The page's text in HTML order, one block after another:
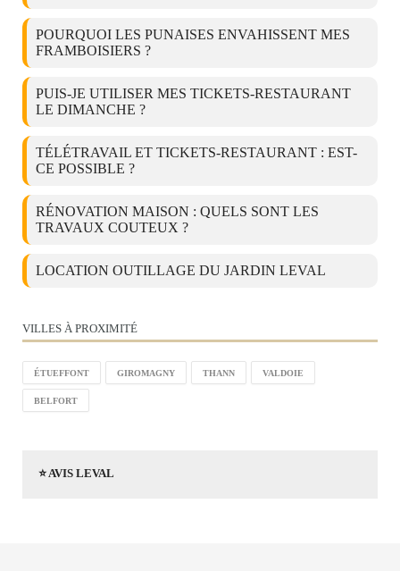
POURQUOI LES PUNAISES ENVAHISSENT MES
FRAMBOISIERS ?
PUIS-JE UTILISER MES TICKETS-RESTAURANT
LE DIMANCHE ?
TÉLÉTRAVAIL ET TICKETS-RESTAURANT : EST-
CE POSSIBLE ?
RÉNOVATION MAISON : QUELS SONT LES
TRAVAUX COUTEUX ?
LOCATION OUTILLAGE DU JARDIN LEVAL
VILLES À PROXIMITÉ
ÉTUEFFONT GIROMAGNY THANN VALDOIE
BELFORT
⭐ AVIS LEVAL